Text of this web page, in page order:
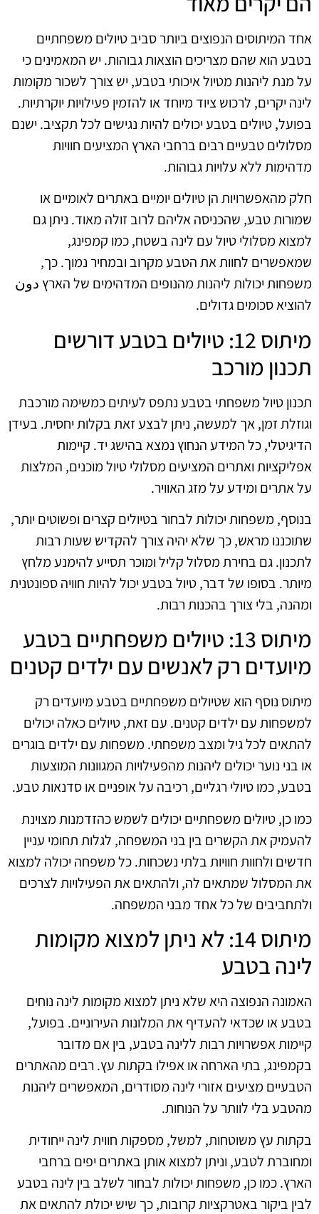
אחד המיתוסים הנפוצים ביותר סביב טיולים משפחתיים
בטבע הוא שהם מצריכים הוצאות גבוהות. יש המאמינים כי
על מנת ליהנות מטיול איכותי בטבע, יש צורך לשכור מקומות
לינה יקרים, לרכוש ציוד מיוחד או להזמין פעילויות יוקרתיות.
בפועל, טיולים בטבע יכולים להיות נגישים לכל תקציב. ישנם
מסלולים טבעיים רבים ברחבי הארץ המציעים חוויות
מדהימות ללא עלויות גבוהות.
חלק מהאפשרויות הן טיולים יומיים באתרים לאומיים או
שמורות טבע, שהכניסה אליהם לרוב זולה מאוד. ניתן גם
למצוא מסלולי טיול עם לינה בשטח, כמו קמפינג,
שמאפשרים לחוות את הטבע מקרוב ובמחיר נמוך. כך,
משפחות יכולות ליהנות מהנופים המדהימים של הארץ دون
להוציא סכומים גדולים.
מיתוס 12: טיולים בטבע דורשים
תכנון מורכב
תכנון טיול משפחתי בטבע נתפס לעיתים כמשימה מורכבת
וגוזלת זמן, אך למעשה, ניתן לבצע זאת בקלות יחסית. בעידן
הדיגיטלי, כל המידע הנחוץ נמצא בהישג יד. קיימות
אפליקציות ואתרים המציעים מסלולי טיול מוכנים, המלצות
על אתרים ומידע על מזג האוויר.
בנוסף, משפחות יכולות לבחור בטיולים קצרים ופשוטים יותר,
שתוכננו מראש, כך שלא יהיה צורך להקדיש שעות רבות
לתכנון. גם בחירת מסלול קליל ומוכר תסייע להימנע מלחץ
מיותר. בסופו של דבר, טיול בטבע יכול להיות חוויה ספונטנית
ומהנה, בלי צורך בהכנות רבות.
מיתוס 13: טיולים משפחתיים בטבע
מיועדים רק לאנשים עם ילדים קטנים
מיתוס נוסף הוא שטיולים משפחתיים בטבע מיועדים רק
למשפחות עם ילדים קטנים. עם זאת, טיולים כאלה יכולים
להתאים לכל גיל ומצב משפחתי. משפחות עם ילדים בוגרים
או בני נוער יכולים ליהנות מהפעילויות המגוונות המוצעות
בטבע, כמו טיולי רגליים, רכיבה על אופניים או סדנאות טבע.
כמו כן, טיולים משפחתיים יכולים לשמש כהזדמנות מצוינת
להעמיק את הקשרים בין בני המשפחה, לגלות תחומי עניין
חדשים ולחוות חוויות בלתי נשכחות. כל משפחה יכולה למצוא
את המסלול שמתאים לה, ולהתאים את הפעילויות לצרכים
ולתחביבים של כל אחד מבני המשפחה.
מיתוס 14: לא ניתן למצוא מקומות
לינה בטבע
האמונה הנפוצה היא שלא ניתן למצוא מקומות לינה נוחים
בטבע או שכדאי להעדיף את המלונות העירוניים. בפועל,
קיימות אפשרויות רבות ללינה בטבע, בין אם מדובר
בקמפינג, בתי הארחה או אפילו בקתות עץ. רבים מהאתרים
הטבעיים מציעים אזורי לינה מסודרים, המאפשרים ליהנות
מהטבע בלי לוותר על הנוחות.
בקתות עץ משוטחות, למשל, מספקות חווית לינה ייחודית
ומחוברת לטבע, וניתן למצוא אותן באתרים יפים ברחבי
הארץ. כמו כן, משפחות יכולות לבחור לשלב בין לינה בטבע
לבין ביקור באטרקציות קרובות, כך שיש יכולת להתאים את